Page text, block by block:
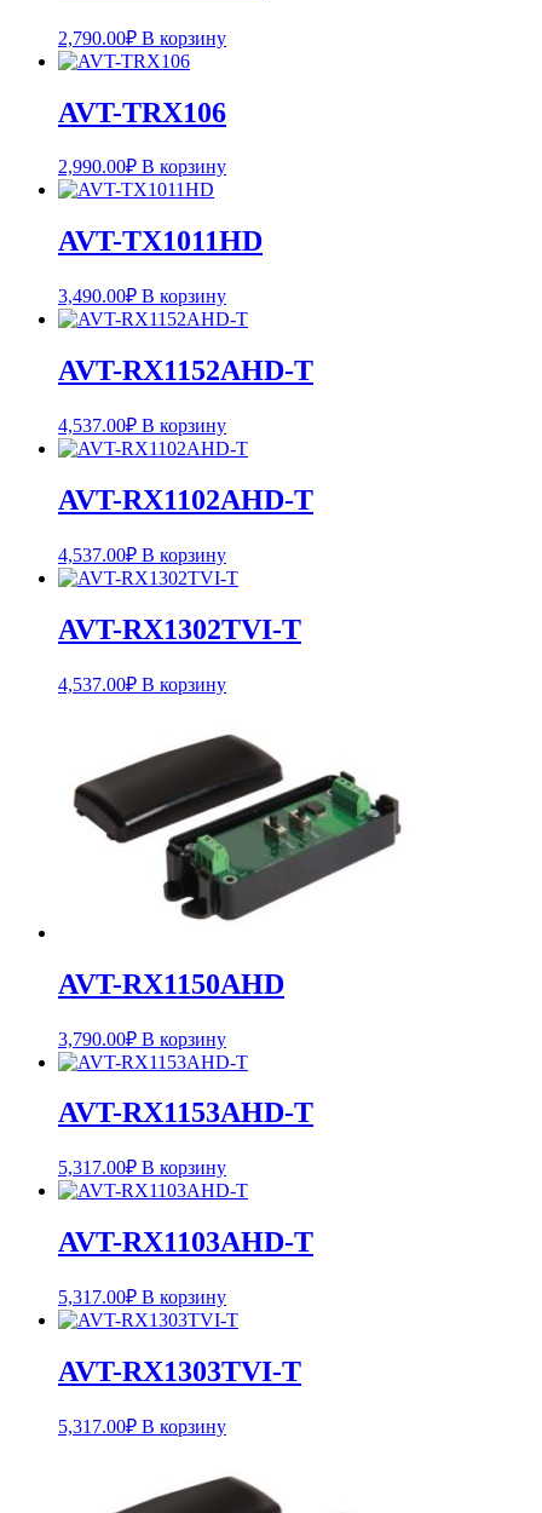
2,790.00₽ В корзину
AVT-TRX106
2,990.00₽ В корзину
AVT-TX1011HD
3,490.00₽ В корзину
AVT-RX1152AHD-T
4,537.00₽ В корзину
AVT-RX1102AHD-T
4,537.00₽ В корзину
AVT-RX1302TVI-T
4,537.00₽ В корзину
AVT-RX1150AHD
3,790.00₽ В корзину
AVT-RX1153AHD-T
5,317.00₽ В корзину
AVT-RX1103AHD-T
5,317.00₽ В корзину
AVT-RX1303TVI-T
5,317.00₽ В корзину